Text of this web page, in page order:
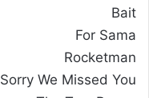
Bait
For Sama
Rocketman
Sorry We Missed You